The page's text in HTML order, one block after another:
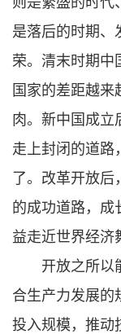
是落后的时期、
荣。清末时期中
国家的差距越来
肉。新中国成立
走上封闭的道路
了。改革开放后
的成功道路，成
益走近世界经济
开放之所以
合生产力发展的
投入规模，推动